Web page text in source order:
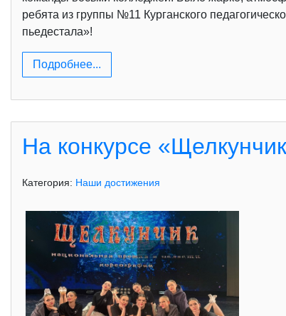
ребята из группы №11 Курганского
пьедестала»!
Подробнее...
На конкурсе
Категория: Наши достижения